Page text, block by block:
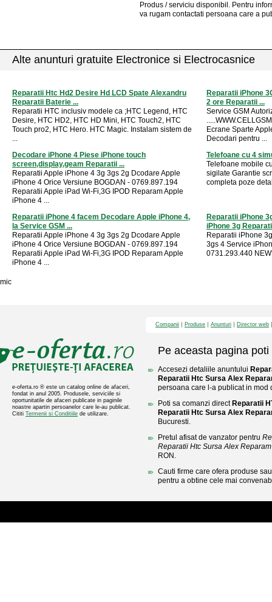
Produs / serviciu disponibil . Pentru
va rugam contactati persoana care a
Alte anunturi gratuite Electronice si Electrocasnice
Reparatii Htc Hd2 Desire Hd LCD Spate Alexandru
Reparatii Baterie ...
Reparatii HTC inclusiv modele ca ;HTC Legend, HTC
Desire, HTC HD2, HTC HD Mini, HTC Touch2, HTC
Touch pro2, HTC Hero. HTC Magic. Instalam sistem de
...
Reparatii iPhone
2 ore Reparatii ...
Service GSM
Ecrane Sparte
Decodari pentru ...
Decodare iPhone 4 Piese iPhone touch
screen,display,geam Reparatii ...
Reparatii Apple iPhone 4 3g 3gs 2g Dcodare Apple
iPhone 4 Orice Versiune BOGDAN - 0769.897.194
Reparatii Apple iPad Wi-Fi,3G IPOD Reparam Apple
iPhone 4 ...
Telefoane cu 4
Telefoane mobile
sigilate Garantie
completa poze
Reparatii iPhone 4 facem Decodare Apple iPhone 4,
la Service GSM ...
Reparatii Apple iPhone 4 3g 3gs 2g Dcodare Apple
iPhone 4 Orice Versiune BOGDAN - 0769.897.194
Reparatii Apple iPad Wi-Fi,3G IPOD Reparam Apple
iPhone 4 ...
Reparatii iPhone
iPhone 3g
Reparatii iPhone
3gs 4 Service
0731.293.440
mic
e-oferta.ro ® este un catalog online de afaceri,
fondat in anul 2005. Produsele, serviciile si
oportunitatile de afaceri publicate in paginile
noastre apartin persoanelor care le-au publicat.
Cititi Termenii si Conditiile de utilizare.
Companii Produse Anunturi Director web
Pe aceasta pagina poti
Accesezi detaliile anuntului
Reparatii Htc Sursa Alex
persoana care l-a publicat in mod
Poti sa comanzi direct Reparatii
Reparatii Htc Sursa Alex
Bucuresti.
Pretul afisat de vanzator pentru
Reparatii Htc Sursa Alex
RON.
Cauti firme care ofera produse
pentru a obtine cele mai